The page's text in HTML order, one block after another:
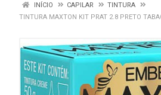
INÍCIO CAPILAR
TINTURA
TINTURA MAXTON KIT PRAT 2.8 PRETO